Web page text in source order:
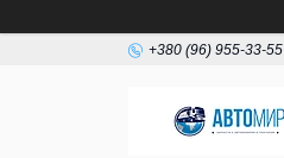
+380 (96) 955-33-55